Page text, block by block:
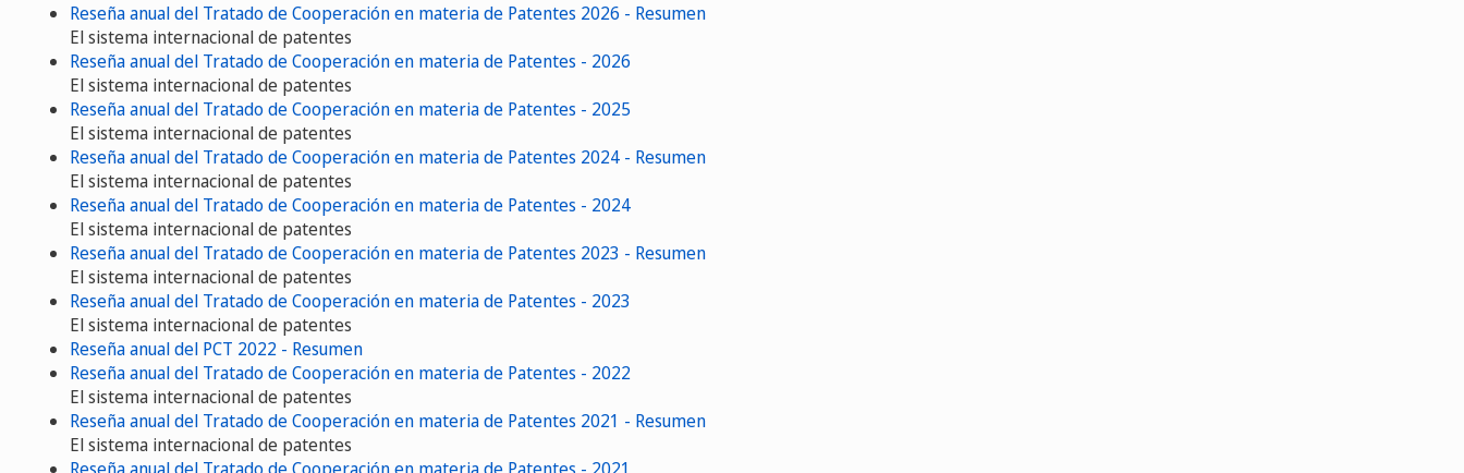
Reseña anual del Tratado de Cooperación en materia de Patentes 2026 - Resumen
El sistema internacional de patentes
Reseña anual del Tratado de Cooperación en materia de Patentes - 2026
El sistema internacional de patentes
Reseña anual del Tratado de Cooperación en materia de Patentes - 2025
El sistema internacional de patentes
Reseña anual del Tratado de Cooperación en materia de Patentes 2024 - Resumen
El sistema internacional de patentes
Reseña anual del Tratado de Cooperación en materia de Patentes - 2024
El sistema internacional de patentes
Reseña anual del Tratado de Cooperación en materia de Patentes 2023 - Resumen
El sistema internacional de patentes
Reseña anual del Tratado de Cooperación en materia de Patentes - 2023
El sistema internacional de patentes
Reseña anual del PCT 2022 - Resumen
Reseña anual del Tratado de Cooperación en materia de Patentes - 2022
El sistema internacional de patentes
Reseña anual del Tratado de Cooperación en materia de Patentes 2021 - Resumen
El sistema internacional de patentes